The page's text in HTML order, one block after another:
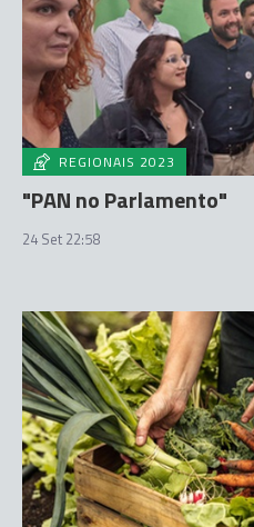
REGIONAIS 2023
"PAN no Parlamento"
24 Set 22:58